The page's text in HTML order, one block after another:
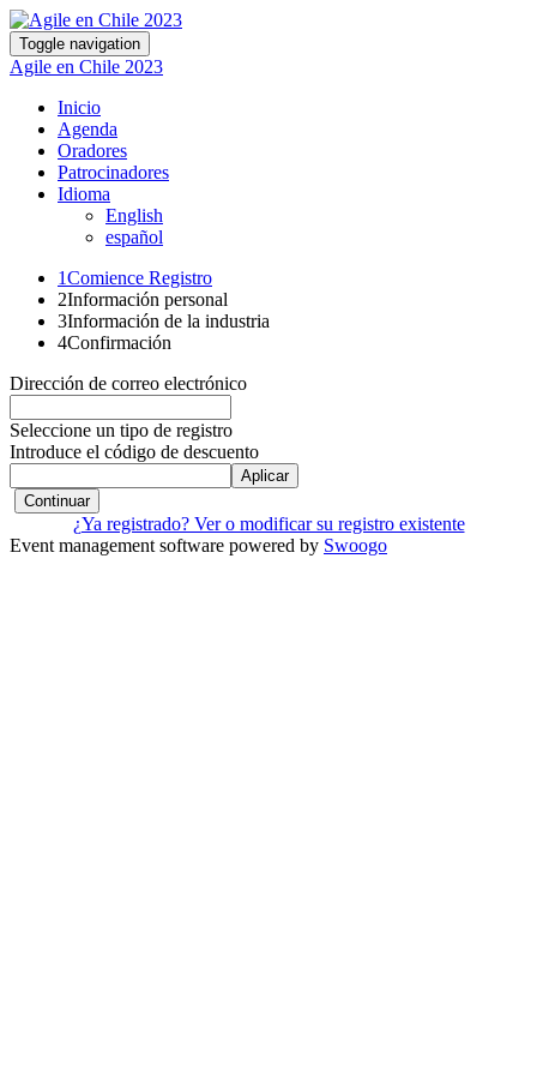
Toggle navigation
Agile en Chile 2023
Inicio
Agenda
Oradores
Patrocinadores
Idioma
English
español
1Comience Registro
2Información personal
3Información de la industria
4Confirmación
Dirección de correo electrónico
Seleccione un tipo de registro
Introduce el código de descuento
Aplicar
Continuar
¿Ya registrado? Ver o modificar su registro existente
Event management software powered by Swoogo